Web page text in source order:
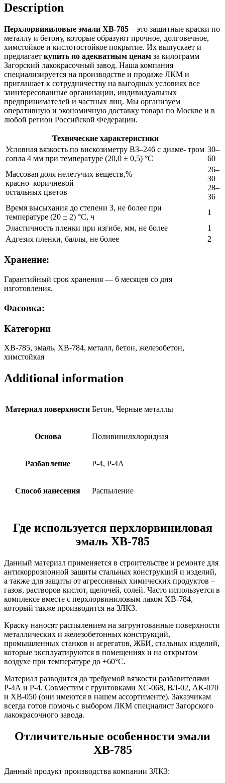
Description
Перхлорвиниловые эмали ХВ-785 – это защитные краски по
металлу и бетону, которые образуют прочное, долговечное,
химстойкое и кислотостойкое покрытие. Их выпускает и
предлагает купить по адекватным ценам за килограмм
Загорский лакокрасочный завод. Наша компания
специализируется на производстве и продаже ЛКМ и
приглашает к сотрудничеству на выгодных условиях все
заинтересованные организации, индивидуальных
предпринимателей и частных лиц. Мы организуем
оперативную и экономичную доставку товара по Москве и в
любой регион Российской Федерации.
Технические характеристики
Условная вязкость по вискозиметру ВЗ–246 с диаме- тром
сопла 4 мм при температуре (20,0 ± 0,5) °C
30–
60
Массовая доля нелетучих веществ,%
красно–коричневой
остальных цветов
26–
30
28–
36
Время высыхания до степени 3, не более при
температуре (20 ± 2) °C, ч
1
Эластичность пленки при изгибе, мм, не более
1
Адгезия пленки, баллы, не более
2
Хранение:
Гарантийный срок хранения — 6 месяцев со дня
изготовления.
Фасовка:
Категории
ХВ-785, эмаль, ХВ-784, металл, бетон, железобетон,
химстойкая
Additional information
Материал поверхности Бетон, Черные металлы
Основа Поливинилхлоридная
Разбавление Р-4, Р-4А
Способ нанесения Распыление
Где используется перхлорвиниловая
эмаль ХВ-785
Данный материал применяется в строительстве и ремонте для
антикоррозионной защиты стальных конструкций и изделий,
а также для защиты от агрессивных химических продуктов –
газов, растворов кислот, щелочей, солей. Часто используется в
комплексе вместе с перхлорвиниловым лаком ХВ-784,
который также производится на ЗЛКЗ.
Краску наносят распылением на загрунтованные поверхности
металлических и железобетонных конструкций,
промышленных станков и агрегатов, ЖБИ, стальных изделий,
которые эксплуатируются в помещениях и на открытом
воздухе при температуре до +60°C.
Материал разводится до требуемой вязкости разбавителями
Р-4А и Р-4. Совместим с грунтовками ХС-068, ВЛ-02, АК-070
и ХВ-050 (они имеются в нашем ассортименте). Заказчикам
всегда готов помочь с выбором ЛКМ специалист Загорского
лакокрасочного завода.
Отличительные особенности эмали
ХВ-785
Данный продукт производства компании ЗЛКЗ: